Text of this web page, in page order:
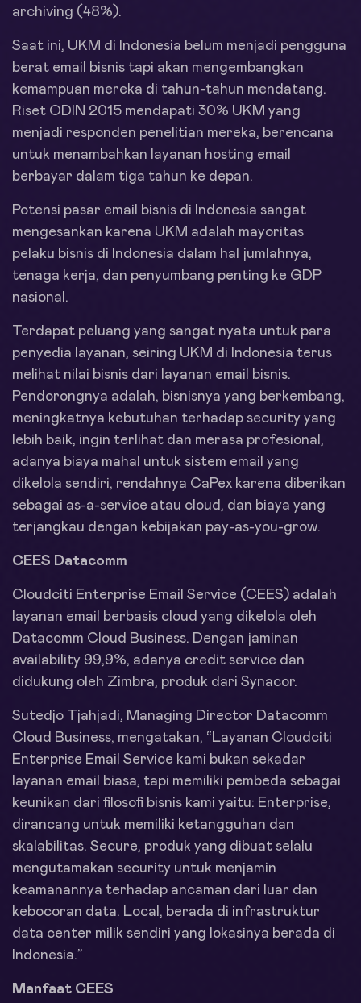
archiving (48%).
Saat ini, UKM di Indonesia belum menjadi pengguna
berat email bisnis tapi akan mengembangkan
kemampuan mereka di tahun-tahun mendatang.
Riset ODIN 2015 mendapati 30% UKM yang
menjadi responden penelitian mereka, berencana
untuk menambahkan layanan hosting email
berbayar dalam tiga tahun ke depan.
Potensi pasar email bisnis di Indonesia sangat
mengesankan karena UKM adalah mayoritas
pelaku bisnis di Indonesia dalam hal jumlahnya,
tenaga kerja, dan penyumbang penting ke GDP
nasional.
Terdapat peluang yang sangat nyata untuk para
penyedia layanan, seiring UKM di Indonesia terus
melihat nilai bisnis dari layanan email bisnis.
Pendorongnya adalah, bisnisnya yang berkembang,
meningkatnya kebutuhan terhadap security yang
lebih baik, ingin terlihat dan merasa profesional,
adanya biaya mahal untuk sistem email yang
dikelola sendiri, rendahnya CaPex karena diberikan
sebagai as-a-service atau cloud, dan biaya yang
terjangkau dengan kebijakan pay-as-you-grow.
CEES Datacomm
Cloudciti Enterprise Email Service (CEES) adalah
layanan email berbasis cloud yang dikelola oleh
Datacomm Cloud Business. Dengan jaminan
availability 99,9%, adanya credit service dan
didukung oleh Zimbra, produk dari Synacor.
Sutedjo Tjahjadi, Managing Director Datacomm
Cloud Business, mengatakan, “Layanan Cloudciti
Enterprise Email Service kami bukan sekadar
layanan email biasa, tapi memiliki pembeda sebagai
keunikan dari filosofi bisnis kami yaitu: Enterprise,
dirancang untuk memiliki ketangguhan dan
skalabilitas. Secure, produk yang dibuat selalu
mengutamakan security untuk menjamin
keamanannya terhadap ancaman dari luar dan
kebocoran data. Local, berada di infrastruktur
data center milik sendiri yang lokasinya berada di
Indonesia.”
Manfaat CEES